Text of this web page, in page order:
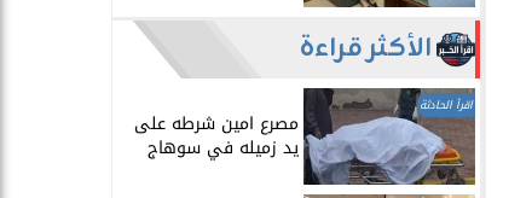
الأكثر قراءة
اقرأ الحادثة
مصرع امين شرطه على
يد زميله في سوهاج